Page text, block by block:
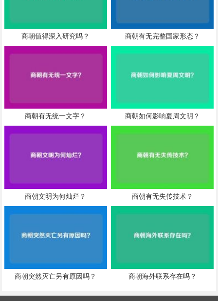
商朝值得深入研究吗？ 商朝有无完整国家形态？
商朝有无统一文字？ 商朝如何影响夏周文明？
商朝文明为何灿烂？ 商朝有无失传技术？
商朝突然灭亡另有原因吗？ 商朝海外联系存在吗？